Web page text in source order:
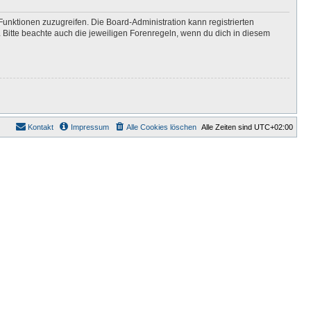
zuzugreifen. Die Board-Administration kann registrierten
beachte auch die jeweiligen Forenregeln, wenn du dich in diesem
Alle Zeiten sind UTC+02:00
Alle Cookies löschen
Impressum
Kontakt